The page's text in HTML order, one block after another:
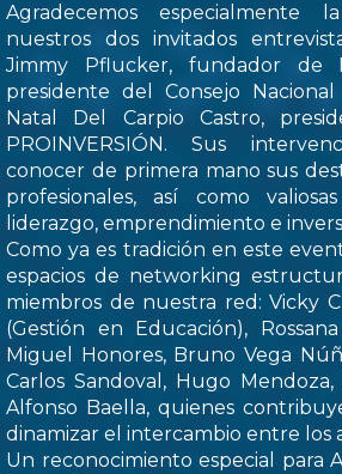
Agradecemos especialmente
nuestros dos invitados
Jimmy Pflucker, fundador de
presidente del Consejo
Natal Del Carpio Castro,
PROINVERSIÓN. Sus
conocer de primera mano sus
profesionales, así como
liderazgo, emprendimiento e
Como ya es tradición en este
espacios de networking
miembros de nuestra red: Vicky
(Gestión en Educación),
Miguel Honores, Bruno Vega
Carlos Sandoval, Hugo
Alfonso Baella, quienes
dinamizar el intercambio entre los
Un reconocimiento especial para